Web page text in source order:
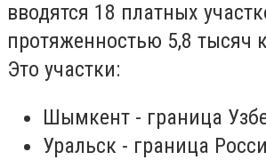
вводятся 18 платных
протяженностью 5,8 тысяч
Это участки:
Шымкент - граница
Уральск - граница